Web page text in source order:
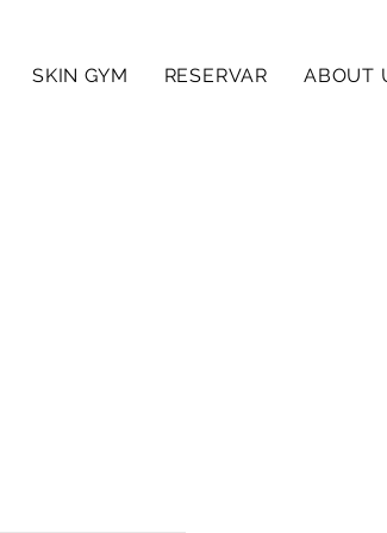
SKIN GYM RESERVAR ABOUT